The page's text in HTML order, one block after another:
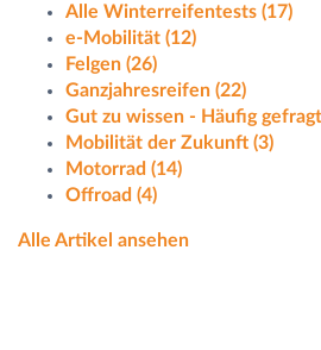
Alle Winterreifentests (17)
e-Mobilität (12)
Felgen (26)
Ganzjahresreifen (22)
Gut zu wissen - Häufig gefragt
Mobilität der Zukunft (3)
Motorrad (14)
Offroad (4)
Alle Artikel ansehen